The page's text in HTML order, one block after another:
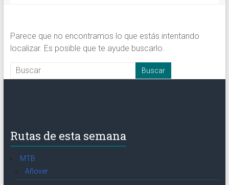
Parece que no encontramos lo que estás intentando
localizar. Es posible que te ayude buscarlo.
Rutas de esta semana
MTB
Añover